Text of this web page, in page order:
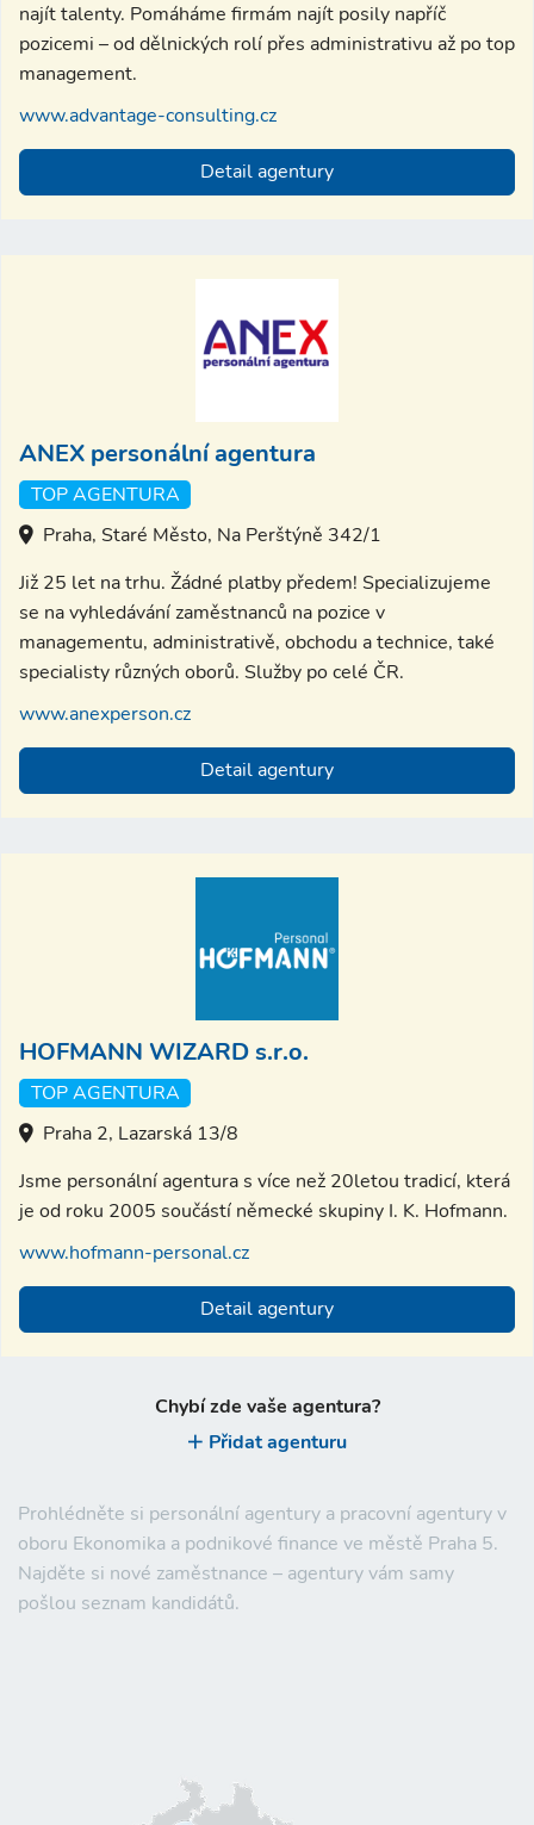
Prohlédněte si personální agentury a pracovní agentury v
oboru Ekonomika a podnikové finance ve městě Praha 5.
Najděte si nové zaměstnance – agentury vám samy
pošlou seznam kandidátů.
najít talenty. Pomáháme firmám najít posily napříč
pozicemi – od dělnických rolí přes administrativu až po top
management.
www.advantage-consulting.cz
Detail agentury
ANEX personální agentura
TOP AGENTURA
Praha, Staré Město, Na Perštýně 342/1
Již 25 let na trhu. Žádné platby předem! Specializujeme
se na vyhledávání zaměstnanců na pozice v
managementu, administrativě, obchodu a technice, také
specialisty různých oborů. Služby po celé ČR.
www.anexperson.cz
Detail agentury
HOFMANN WIZARD s.r.o.
TOP AGENTURA
Praha 2, Lazarská 13/8
Jsme personální agentura s více než 20letou tradicí, která
je od roku 2005 součástí německé skupiny I. K. Hofmann.
www.hofmann-personal.cz
Detail agentury
Chybí zde vaše agentura?
Přidat agenturu